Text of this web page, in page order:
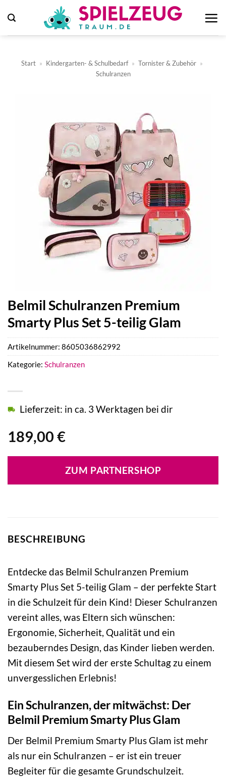
Inhalt
springen
Start » Kindergarten- & Schulbedarf » Tornister & Zubehör »
Schulranzen
Belmil Schulranzen Premium
Smarty Plus Set 5-teilig Glam
189,00 €
Lieferzeit: in ca. 3 Werktagen bei dir
ZUM PARTNERSHOP
Artikelnummer: 8605036862992
Kategorie: Schulranzen
BESCHREIBUNG
Entdecke das Belmil Schulranzen Premium
Smarty Plus Set 5-teilig Glam – der perfekte Start
in die Schulzeit für dein Kind! Dieser Schulranzen
vereint alles, was Eltern sich wünschen:
Ergonomie, Sicherheit, Qualität und ein
bezauberndes Design, das Kinder lieben werden.
Mit diesem Set wird der erste Schultag zu einem
unvergesslichen Erlebnis!
Ein Schulranzen, der mitwächst: Der
Belmil Premium Smarty Plus Glam
Der Belmil Premium Smarty Plus Glam ist mehr
als nur ein Schulranzen – er ist ein treuer
Begleiter für die gesamte Grundschulzeit.